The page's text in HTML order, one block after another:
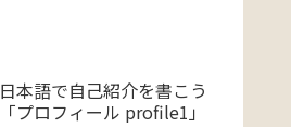
日本語で自己紹介を書こう
「プロフィール profile1」